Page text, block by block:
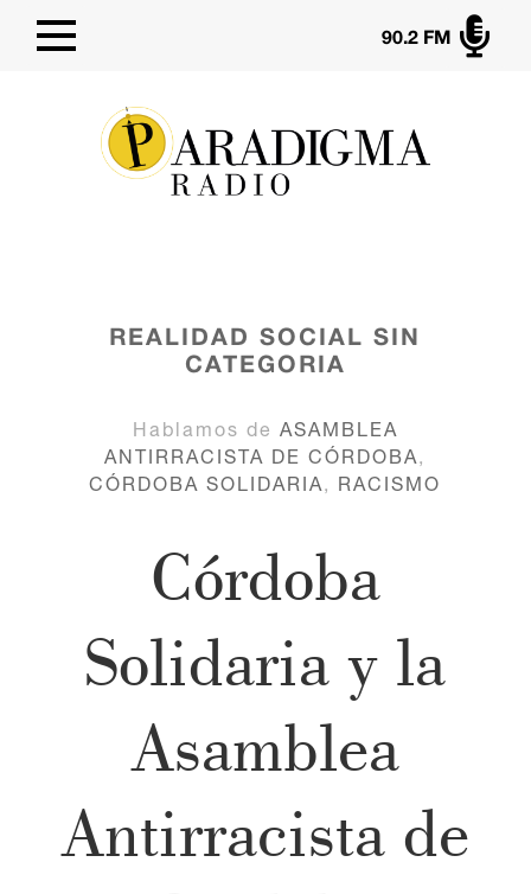

90.2 FM
REALIDAD SOCIAL SIN
CATEGORIA
Hablamos de ASAMBLEA
ANTIRRACISTA DE CÓRDOBA,
CÓRDOBA SOLIDARIA, RACISMO
Córdoba
Solidaria y la
Asamblea
Antirracista de